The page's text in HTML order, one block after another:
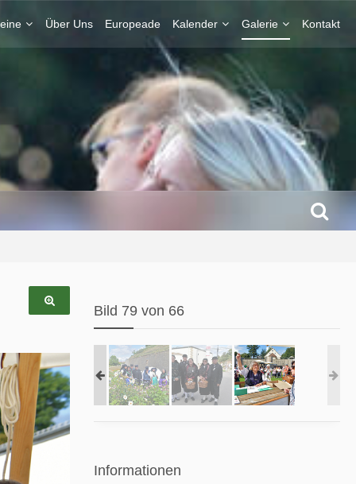
Über Uns Europeade Kalender Galerie Kontakt
Bild 79 von 66
Informationen